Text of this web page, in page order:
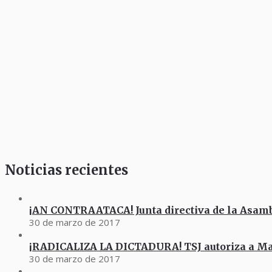
Noticias recientes
¡AN CONTRAATACA! Junta directiva de la
30 de marzo de 2017
¡RADICALIZA LA DICTADURA! TSJ autoriza a
30 de marzo de 2017